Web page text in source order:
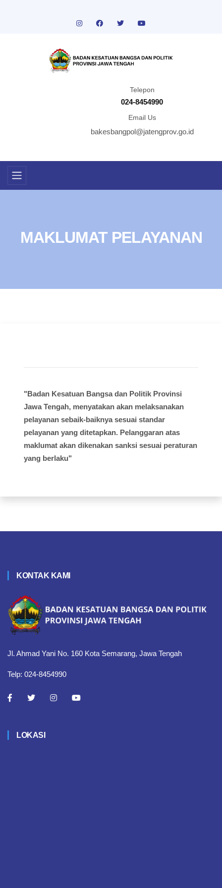
Telepon
024-8454990
Email Us
bakesbangpol@jatengprov.go.id
MAKLUMAT PELAYANAN
"Badan Kesatuan Bangsa dan Politik Provinsi
Jawa Tengah, menyatakan akan melaksanakan
pelayanan sebaik-baiknya sesuai standar
pelayanan yang ditetapkan. Pelanggaran atas
maklumat akan dikenakan sanksi sesuai peraturan
yang berlaku"
KONTAK KAMI
Jl. Ahmad Yani No. 160 Kota Semarang, Jawa Tengah
Telp: 024-8454990
LOKASI